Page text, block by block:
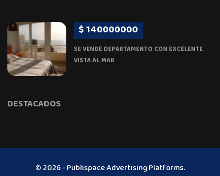
$ 140000000
SE VENDE DEPARTAMENTO CON EXCELENTE
VISTA AL MAR
DESTACADOS
© 2026 - Publispace Advertising Platforms.